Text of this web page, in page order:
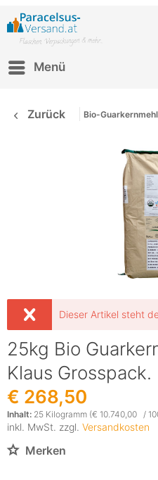
Menü
Zurück Bio-Guarkernmehl
Dieser Artikel steht
25kg Bio
Klaus Grosspack.
€ 268,50
Inhalt: 25 Kilogramm (€ 10.740,00 /
inkl. MwSt. zzgl. Versandkosten
Merken